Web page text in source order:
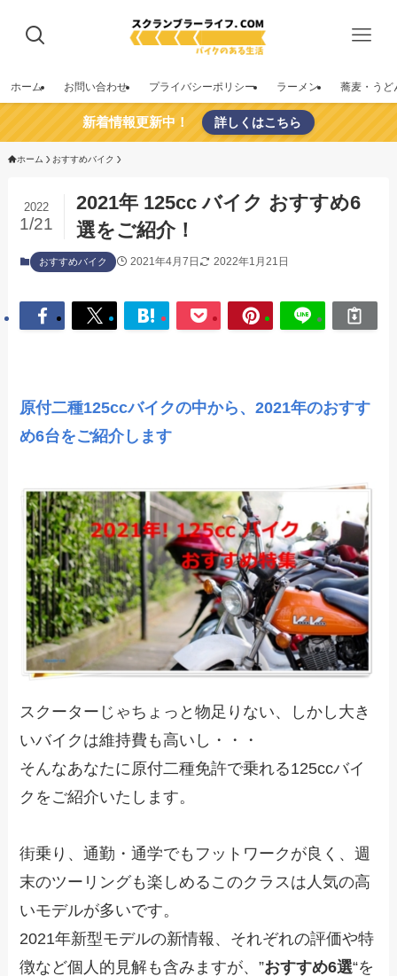
ホーム お問い合わせ プライバシーポリシー ラーメン 蕎麦・うど
新着情報更新中！ 詳しくはこちら
ホーム おすすめバイク
2021年 125cc バイク おすすめ6
選をご紹介！
2022
1/21
おすすめバイク 2021年4月7日 2022年1月21日
原付二種125ccバイクの中から、2021年のおすす
め6台をご紹介します
スクーターじゃちょっと物足りない、しかし大き
いバイクは維持費も高いし・・・
そんなあなたに原付二種免許で乗れる125ccバイ
クをご紹介いたします。
街乗り、通勤・通学でもフットワークが良く、週
末のツーリングも楽しめるこのクラスは人気の高
いモデルが多いです。
2021年新型モデルの新情報、それぞれの評価や特
徴など個人的見解も含みますが、”おすすめ6選“を